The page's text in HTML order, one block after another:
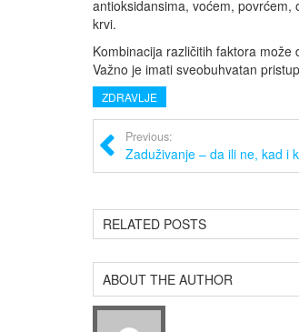
antioksidansima, voćem,
krvi.
Kombinacija različitih faktora
Važno je imati sveobuhvatan
ZDRAVLJE
Previous:
Zaduživanje – da ili ne, kad i
RELATED POSTS
ABOUT THE AUTHOR